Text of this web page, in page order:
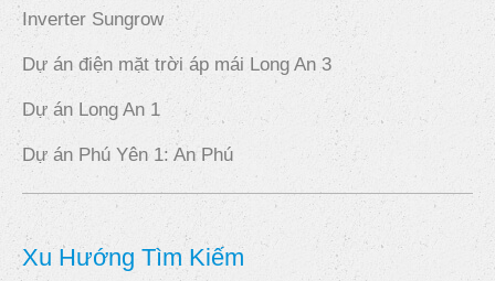
Inverter Sungrow
Dự án điện mặt trời áp mái Long An 3
Dự án Long An 1
Dự án Phú Yên 1: An Phú
Xu Hướng Tìm Kiếm